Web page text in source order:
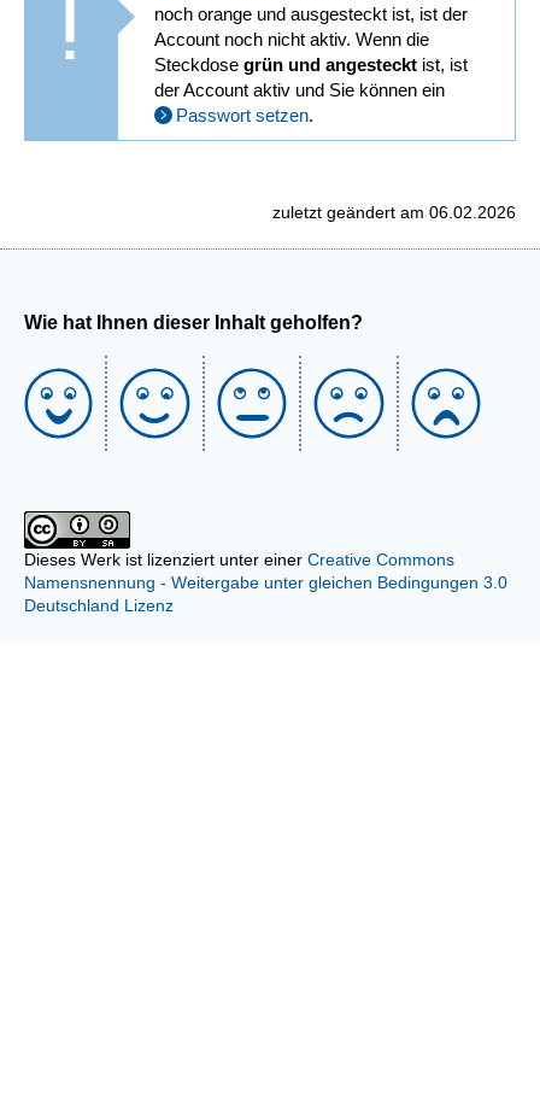
noch orange und ausgesteckt ist, ist der
Account noch nicht aktiv. Wenn die
Steckdose grün und angestecktist, ist
der Account aktiv und Sie können ein
Passwort setzen.
zuletzt geändert am 06.02.2026
Wie hat Ihnen dieser Inhalt geholfen?
Dieses Werk ist lizenziert unter einer Creative Commons
Namensnennung - Weitergabe unter gleichen Bedingungen 3.0
Deutschland Lizenz